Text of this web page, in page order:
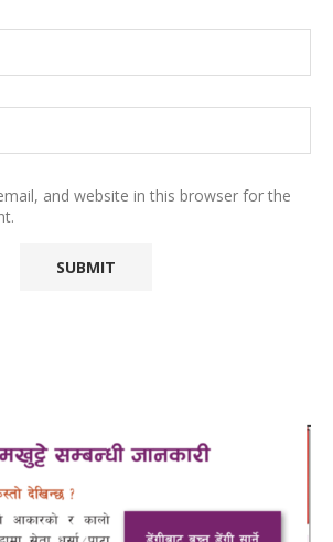
and website in this browser for the